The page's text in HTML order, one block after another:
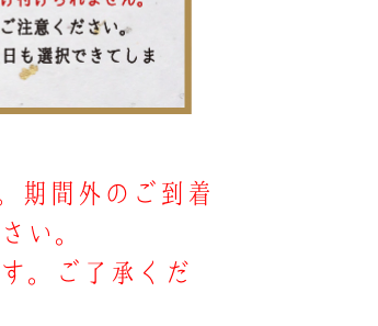
期間外のご到着
い。
。ご了承くだ